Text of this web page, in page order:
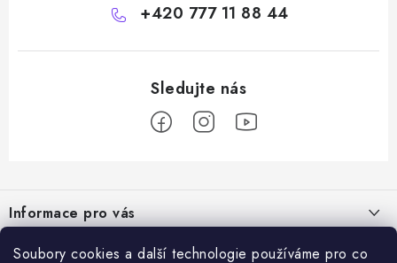
Soubory cookies a další technologie používáme pro co
+420 777 11 88 44
pInformace pro vás
Doprava a platba
Vše o nákupu